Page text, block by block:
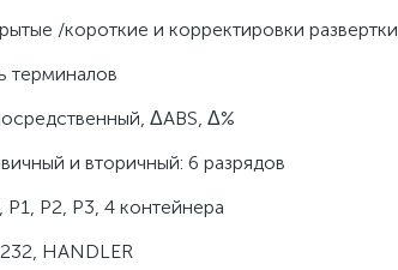
/короткие и корректировки развертки
терминалов
ΔABS, Δ%
и вторичный: 6 разрядов
P1, P2, P3, 4 контейнера
HANDLER